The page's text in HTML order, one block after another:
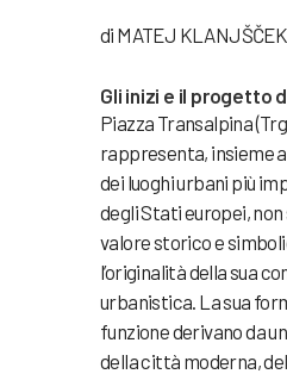
di MATEJ KLANJŠČEK
Gli inizi e il progetto
Piazza Transalpina
rappresenta, insieme
dei luoghi urbani più
degli Stati europei, non
valore storico e
l’originalità della sua
urbanistica. La sua
funzione derivano da
della città moderna,